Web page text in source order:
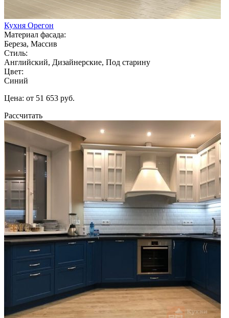
Кухня Орегон
Материал фасада:
Береза, Массив
Стиль:
Английский, Дизайнерские, Под старину
Цвет:
Синий
Цена: от 51 653 руб.
Рассчитать